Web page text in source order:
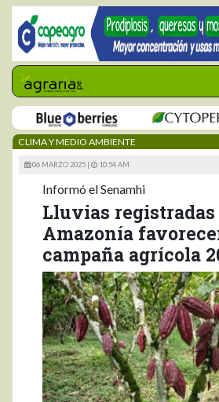
CLIMA Y MEDIO AMBIENTE
06 MARZO 2025 | 10:54 AM
Informó el Senamhi
Lluvias registradas
Amazonía
campaña agrícola